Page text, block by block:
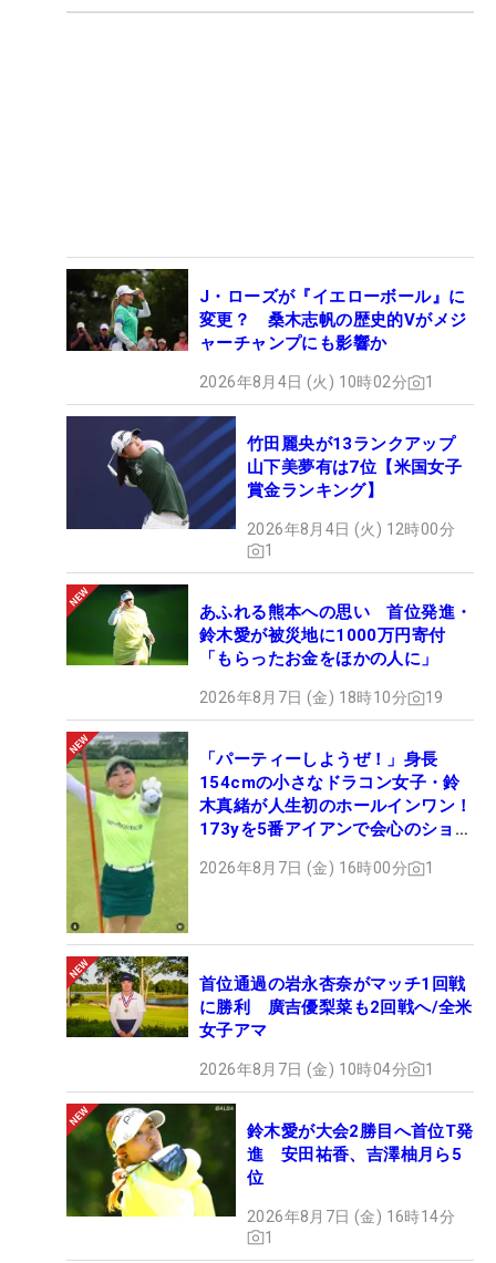
J・ローズが『イエローボール』に
変更？ 桑木志帆の歴史的Vがメジ
ャーチャンプにも影響か
2026年8月4日 (火) 10時02分 1
竹田麗央が13ランクアップ
山下美夢有は7位【米国女子
賞金ランキング】
2026年8月4日 (火) 12時00分
1
あふれる熊本への思い 首位発進・
鈴木愛が被災地に1000万円寄付
「もらったお金をほかの人に」
2026年8月7日 (金) 18時10分 19
「パーティーしようぜ！」身長
154cmの小さなドラコン女子・鈴
木真緒が人生初のホールインワン！
173yを5番アイアンで会心のショッ
2026年8月7日 (金) 16時00分 1
首位通過の岩永杏奈がマッチ1回戦
に勝利 廣吉優梨菜も2回戦へ/全米
女子アマ
2026年8月7日 (金) 10時04分 1
鈴木愛が大会2勝目へ首位T発
進 安田祐香、吉澤柚月ら5
位
2026年8月7日 (金) 16時14分
1